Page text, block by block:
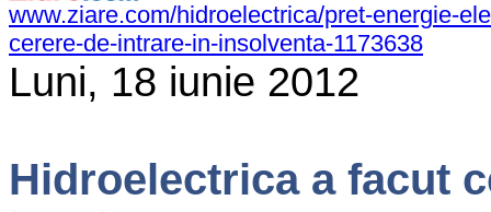
www.ziare.com/hidroelectrica/pret-energie-
cerere-de-intrare-in-insolventa-1173638
Luni, 18 iunie 2012
Hidroelectrica a facut